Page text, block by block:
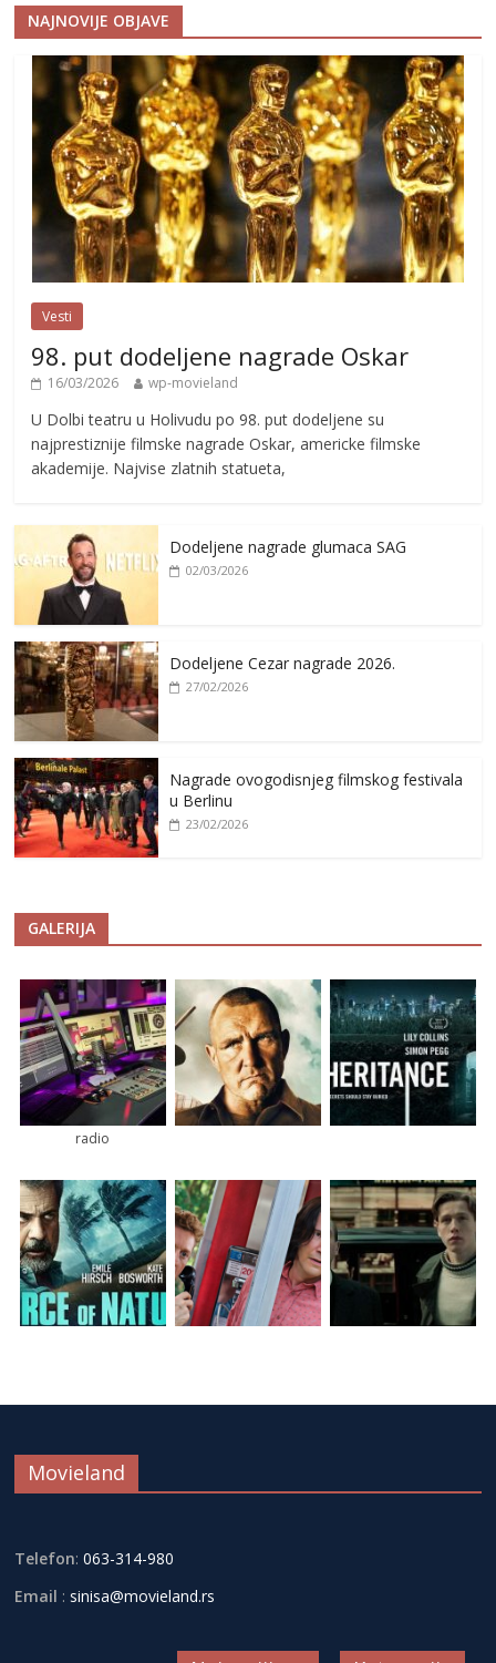
NAJNOVIJE OBJAVE
Vesti
98. put dodeljene nagrade Oskar
16/03/2026 wp-movieland
U Dolbi teatru u Holivudu po 98. put dodeljene su
najprestiznije filmske nagrade Oskar, americke filmske
akademije. Najvise zlatnih statueta,
Dodeljene nagrade glumaca SAG
02/03/2026
Dodeljene Cezar nagrade 2026.
27/02/2026
Nagrade ovogodisnjeg filmskog festivala
u Berlinu
23/02/2026
GALERIJA
radio
Movieland
Telefon: 063-314-980
Email : sinisa@movieland.rs